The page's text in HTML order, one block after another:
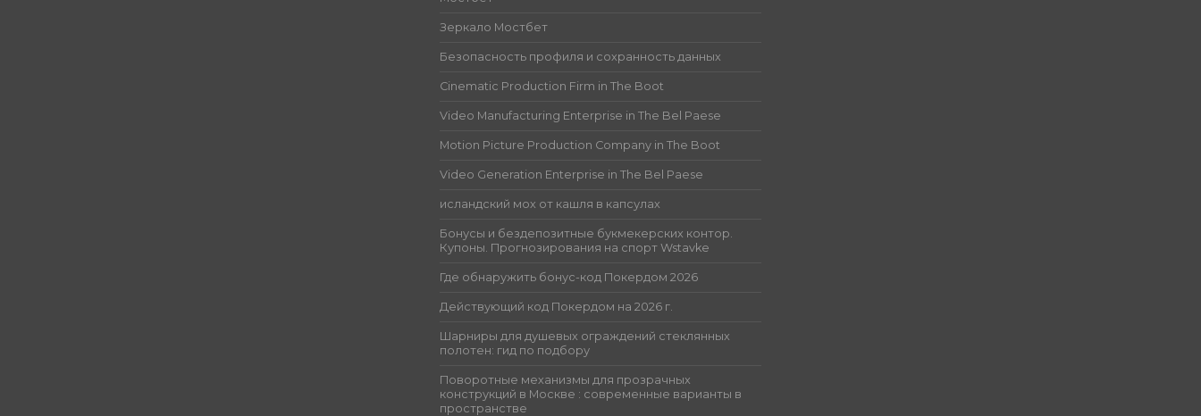
Зеркало Мостбет
Безопасность профиля и сохранность данных
Cinematic Production Firm in The Boot
Video Manufacturing Enterprise in The Bel Paese
Motion Picture Production Company in The Boot
Video Generation Enterprise in The Bel Paese
исландский мох от кашля в капсулах
Бонусы и бездепозитные букмекерских контор.
Купоны. Прогнозирования на спорт Wstavke
Где обнаружить бонус-код Покердом 2026
Действующий код Покердом на 2026 г.
Шарниры для душевых ограждений стеклянных
полотен: гид по подбору
Поворотные механизмы для прозрачных
конструкций в Москве : современные варианты в
пространстве